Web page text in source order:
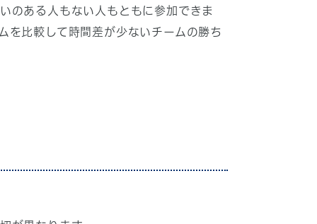
のある人もない人もともに参加できま
を比較して時間差が少ないチームの勝ち